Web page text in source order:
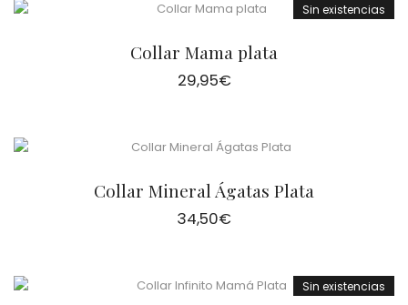
Sin existencias
Collar Mama plata
29,95€
Collar Mineral Ágatas Plata
34,50€
Sin existencias